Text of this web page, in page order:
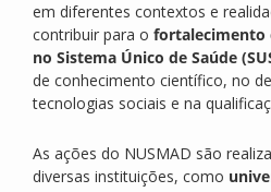
em diferentes contextos e
contribuir para o fortalecimento
no Sistema Único de Saúde
de conhecimento científico, no
tecnologias sociais e na
As ações do NUSMAD são
diversas instituições, como